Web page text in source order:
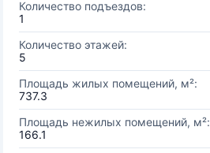
Количество подъездов:
1
Количество этажей:
5
Площадь жилых помещений, м²:
737.3
Площадь нежилых помещений, м²:
166.1